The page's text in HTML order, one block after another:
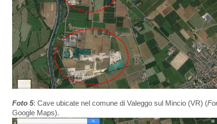
Foto 5: Cave ubicate nel comune di Valeggo sul Mincio (VR) (
Google Maps).